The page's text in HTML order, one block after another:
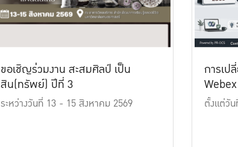
ขอเชิญร่วมงาน สะสมศิลป์ เป็น
สิน(ทรัพย์) ปีที่ 3
ระหว่างวันที่ 13 - 15 สิงหาคม 2569
การเป
ตั้งแต่วั